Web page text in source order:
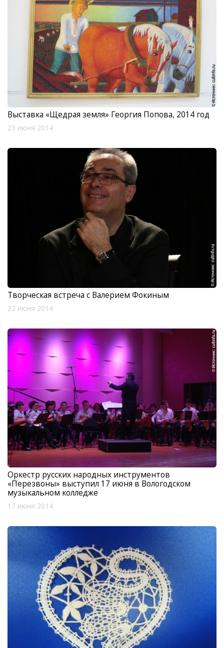
Выставка «Щедрая земля» Георгия Попова, 2014 год
23 июня 2014
Творческая встреча с Валерием Фокиным
22 июня 2014
Оркестр русских народных инструментов
«Перезвоны» выступил 17 июня в Вологодском
музыкальном колледже
17 июня 2014